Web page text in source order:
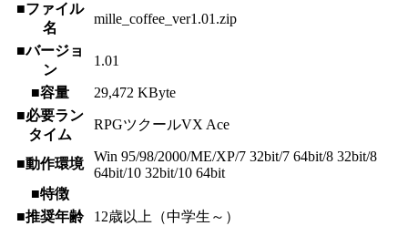
■ファイル
名
mille_coffee_ver1.01.zip
■バージョ
ン
1.01
■容量
29,472 KByte
■必要ラン
タイム
RPGツクールVX Ace
■動作環境
Win 95/98/2000/ME/XP/7 32bit/7 64bit/8 32bit/8
64bit/10 32bit/10 64bit
■特徴
■推奨年齢
12歳以上（中学生～）